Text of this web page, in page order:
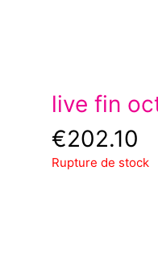
live fin
€202.10
Rupture de stock